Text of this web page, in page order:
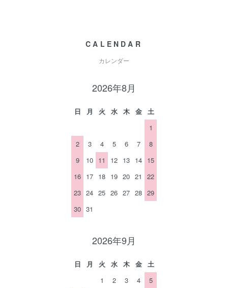
CALENDAR
カレンダー
2026年8月
日 月 火 水 木 金
土
1
2
3 4 5 6 7
8
9
10 11 12 13 14 15
16 17 18 19 20 21
22
23 24 25 26 27 28 29
30 31
2026年9月
日 月 火 水 木 金
土
1
2 3 4
5